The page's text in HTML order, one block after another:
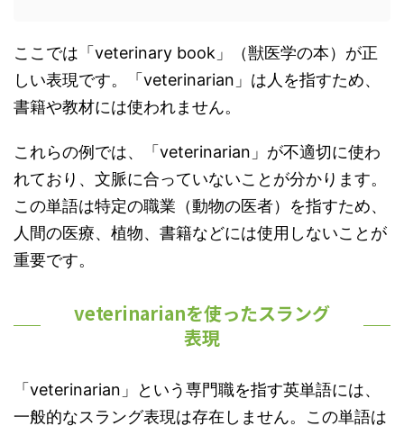
ここでは「veterinary book」（獣医学の本）が正
しい表現です。「veterinarian」は人を指すため、
書籍や教材には使われません。
これらの例では、「veterinarian」が不適切に使わ
れており、文脈に合っていないことが分かります。
この単語は特定の職業（動物の医者）を指すため、
人間の医療、植物、書籍などには使用しないことが
重要です。
veterinarianを使ったスラング
表現
「veterinarian」という専門職を指す英単語には、
一般的なスラング表現は存在しません。この単語は